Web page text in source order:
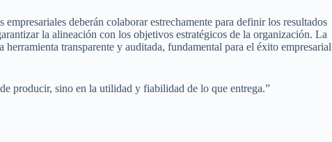
deberán colaborar estrechamente para definir los resultados
la alineación con los objetivos estratégicos de la organización. La
herramienta transparente y auditada, fundamental para el éxito empresarial
producir, sino en la utilidad y fiabilidad de lo que entrega.”